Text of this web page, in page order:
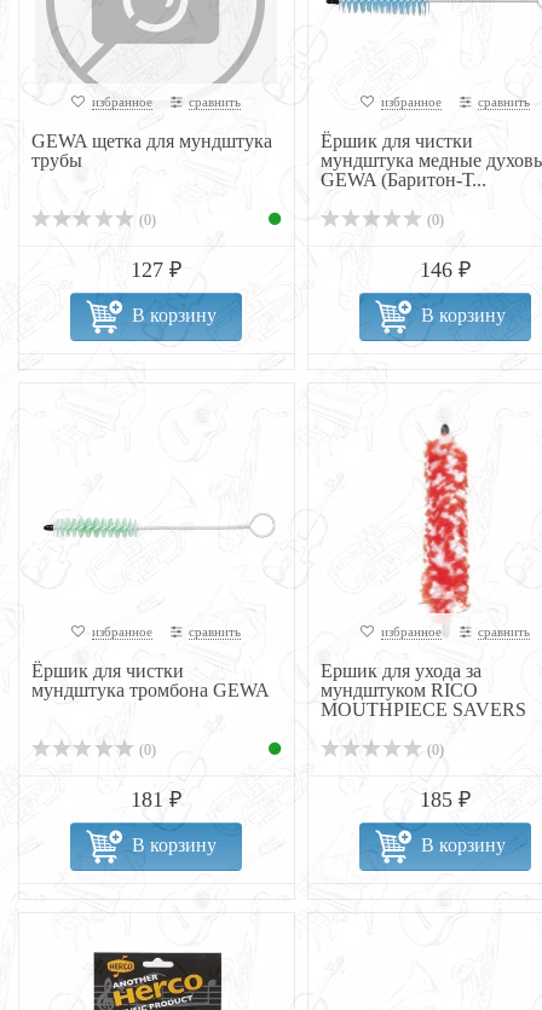
избранное сравнить
GEWA щетка для мундштука
трубы
(0)
127 ₽
В корзину
избранное сравнить
Ёршик для чистки
мундштука медные
GEWA (Баритон-Т...
(0)
146 ₽
В корзину
избранное сравнить
Ёршик для чистки
мундштука тромбона GEWA
(0)
181 ₽
В корзину
избранное сравнить
Ершик для ухода за
мундштуком RICO
MOUTHPIECE SAVERS
(0)
185 ₽
В корзину